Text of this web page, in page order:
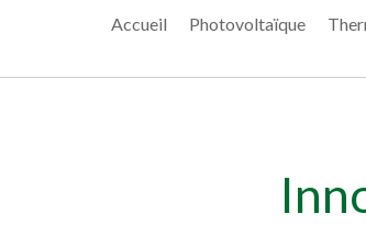
Accueil Photovoltaïque